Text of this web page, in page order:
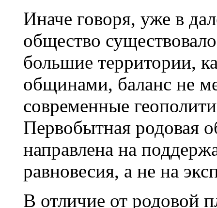
Иначе говоря, уже в
общество
большие территории,
общинами, баланс не
современные
Первобытная родовая
направлена на
равновесия, а не на
В отличие от родовой